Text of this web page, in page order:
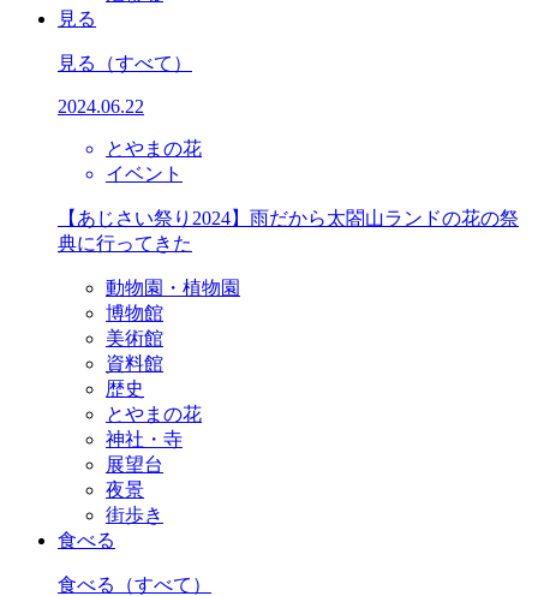
見る
見る （すべて）
2024.06.22
とやまの花
イベント
【あじさい祭り2024】雨だから太閤山ランドの花の祭
典に行ってきた
動物園・植物園
博物館
美術館
資料館
歴史
とやまの花
神社・寺
展望台
夜景
街歩き
食べる
食べる （すべて）